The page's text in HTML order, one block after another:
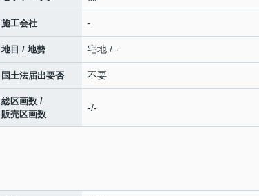
施工会社 -
地目 / 地勢 宅地 / -
国土法届出要否 不要
総区画数 /
販売区画数
-/-